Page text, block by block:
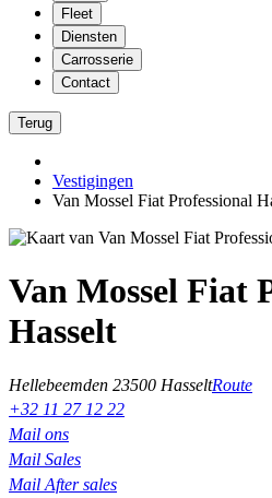
Fleet
Diensten
Carrosserie
Contact
Terug
Vestigingen
Van Mossel Fiat Professional
Van Mossel Fiat
Hasselt
Hellebeemden 23500 HasseltRoute
+32 11 27 12 22
Mail ons
Mail Sales
Mail After sales